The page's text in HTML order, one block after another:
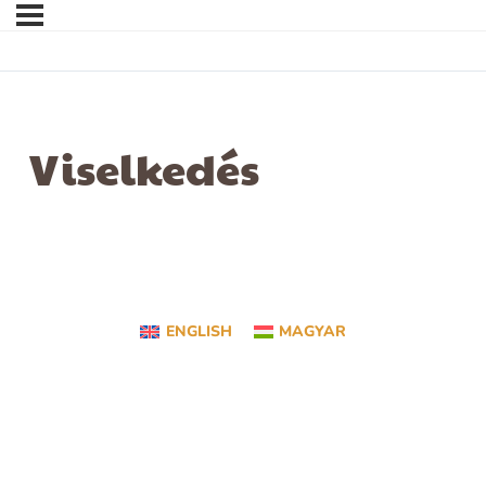
Viselkedés
ENGLISH MAGYAR